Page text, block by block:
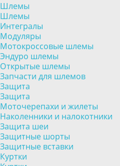
Шлемы
Шлемы
Интегралы
Модуляры
Мотокроссовые шлемы
Эндуро шлемы
Открытые шлемы
Запчасти для шлемов
Защита
Защита
Моточерепахи и жилеты
Наколенники и налокотники
Защита шеи
Защитные шорты
Защитные вставки
Куртки